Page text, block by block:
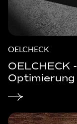
OELCHECK
OELCHECK
Optimierung